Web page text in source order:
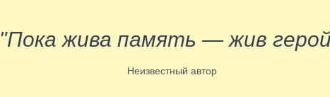
"Пока жива память — жив
Неизвестный автор